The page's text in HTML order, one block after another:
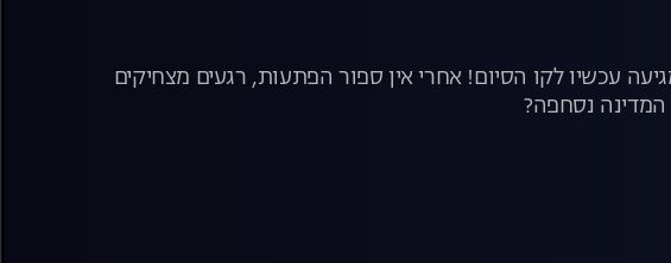
עכשיו לקו הסיום! אחרי אין ספור הפתעות, רגעים מצחיקים
המדינה נסחפה?